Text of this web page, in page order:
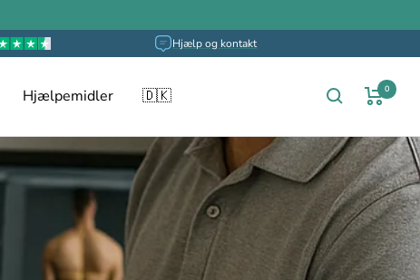
Hjælp og kontakt
Hjælpemidler 🇩🇰 0